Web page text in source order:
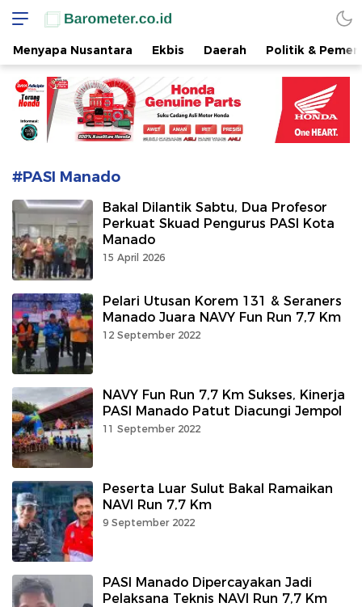
www.barometer.co.id
Berita Terkini di Sulawesi Utara
Menyapa Nusantara Ekbis Daerah Politik &
#PASI Manado
Bakal Dilantik Sabtu, Dua Profesor
Perkuat Skuad Pengurus PASI Kota
Manado
15 April 2026
Pelari Utusan Korem 131 & Seraners
Manado Juara NAVY Fun Run 7,7 Km
12 September 2022
NAVY Fun Run 7,7 Km Sukses, Kinerja
PASI Manado Patut Diacungi Jempol
11 September 2022
Peserta Luar Sulut Bakal Ramaikan
NAVI Run 7,7 Km
9 September 2022
PASI Manado Dipercayakan Jadi
Pelaksana Teknis NAVI Run 7,7 Km